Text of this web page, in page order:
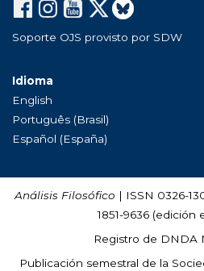
Soporte OJS provisto por SDW
Idioma
English
Português (Brasil)
Español (España)
Análisis Filosófico | ISSN 0326-
1851-9636 (edición
Registro de DNDA
Publicación semestral de la